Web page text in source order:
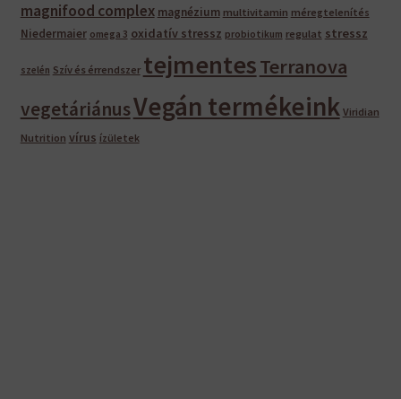
magnifood complex magnézium multivitamin méregtelenítés
Niedermaier omega 3 oxidatív stressz probiotikum regulat stressz
szelén Szív és érrendszer tejmentesTerranova
vegetáriánusVegán termékeink Viridian
Nutrition vírus ízületek